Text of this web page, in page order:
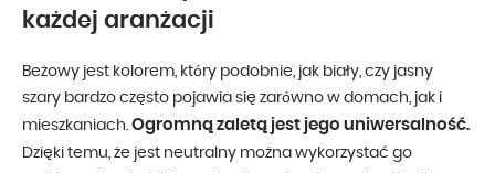
każdej aranżacji
Beżowy jest kolorem, który podobnie, jak biały, czy jasny
szary bardzo często pojawia się zarówno w domach, jak i
mieszkaniach. Ogromną zaletą jest jego uniwersalność.
Dzięki temu, że jest neutralny można wykorzystać go